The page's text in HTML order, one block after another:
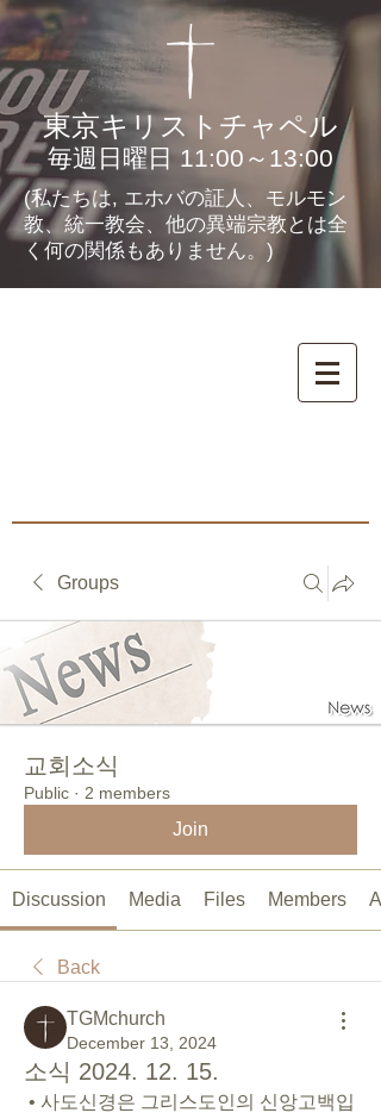
東京キリストチャペル
毎週日曜日 11:00～13:00
(私たちは, エホバの証人、モルモン
教、統一教会、他の異端宗教とは全
く何の関係もありません。)
Groups
교회소식
Public · 2 members
Join
Discussion Media Files Members
Back
TGMchurch
December 13, 2024
소식 2024. 12. 15.
• 사도신경은 그리스도인의 신앙고백입